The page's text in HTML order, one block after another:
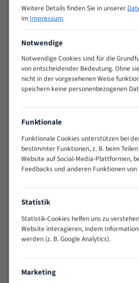
15 - 40
8/12
25 - 50
50 - 120
80 - 180
3/4
130 -
350
2/3
150 -
600
> 500
0,75/1,25
Vorteile:
Vielseitiges Bandsägeblatt
Widerstandsfähig gegen
wechselnde Verbindungslängen)
Sehr geringe Vibration
Technische Beschreibung:
Weitere Details finden Sie in unserer
im Impressum.
Notwendige
Notwendige Cookies sind für die
von entscheidender Bedeutung. Ohne
nicht in der vorgesehenen Weise
speichern keine personenbezogenen
Funktionale
Funktionale Cookies unterstützen bei
bestimmter Funktionen, z. B. beim
Website auf Social-Media-Plattformen,
Feedbacks und anderen Funktionen
Statistik
Statistik-Cookies helfen uns zu
Website interagieren, indem
werden (z. B. Google Analytics).
Marketing